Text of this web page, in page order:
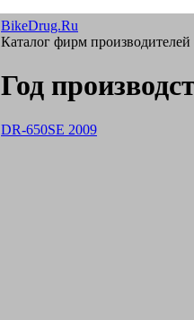
BikeDrug.Ru
Каталог фирм производителей
Год
DR-650SE 2009